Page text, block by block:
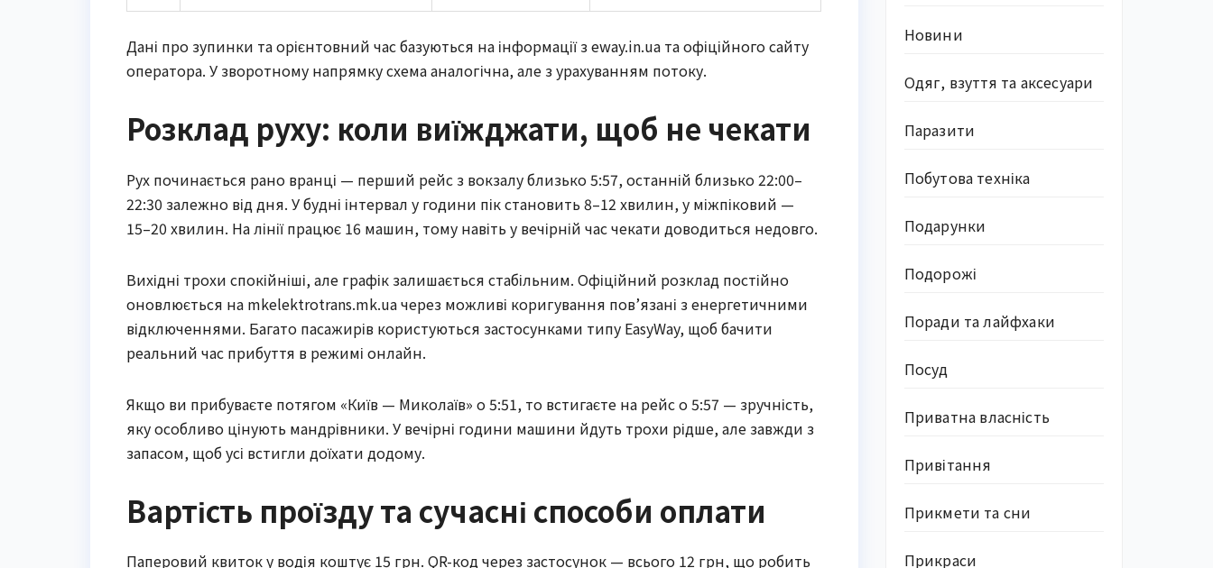
Дані про зупинки та орієнтовний час базуються на інформації з eway.in.ua та офіційного сайту
оператора. У зворотному напрямку схема аналогічна, але з урахуванням потоку.
Розклад руху: коли виїжджати, щоб не чекати
Рух починається рано вранці — перший рейс з вокзалу близько 5:57, останній близько 22:00–
22:30 залежно від дня. У будні інтервал у години пік становить 8–12 хвилин, у міжпіковий —
15–20 хвилин. На лінії працює 16 машин, тому навіть у вечірній час чекати доводиться недовго.
Вихідні трохи спокійніші, але графік залишається стабільним. Офіційний розклад постійно
оновлюється на mkelektrotrans.mk.ua через можливі коригування пов’язані з енергетичними
відключеннями. Багато пасажирів користуються застосунками типу EasyWay, щоб бачити
реальний час прибуття в режимі онлайн.
Якщо ви прибуваєте потягом «Київ — Миколаїв» о 5:51, то встигаєте на рейс о 5:57 — зручність,
яку особливо цінують мандрівники. У вечірні години машини йдуть трохи рідше, але завжди з
запасом, щоб усі встигли доїхати додому.
Вартість проїзду та сучасні способи оплати
Паперовий квиток у водія коштує 15 грн. QR-код через застосунок — всього 12 грн, що робить
Новини
Одяг, взуття та аксесуари
Паразити
Побутова техніка
Подарунки
Подорожі
Поради та лайфхаки
Посуд
Приватна власність
Привітання
Прикмети та сни
Прикраси